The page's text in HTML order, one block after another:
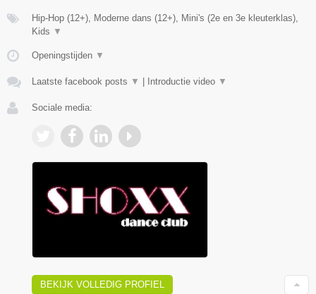
Hip-Hop (12+), Moderne dans (12+), Mini's (2e en 3e kleuterklas),
Kids ▼
Openingstijden ▼
Laatste facebook posts ▼ | Introductie video ▼
Sociale media:
BEKIJK VOLLEDIG PROFIEL